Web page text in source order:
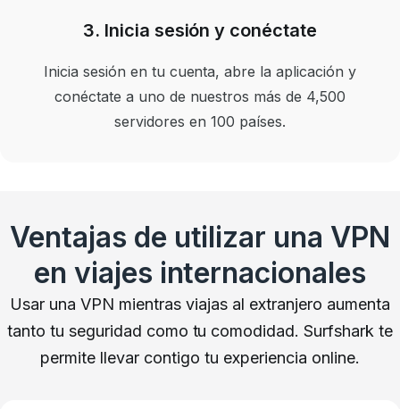
3. Inicia sesión y conéctate
Inicia sesión en tu cuenta, abre la aplicación y
conéctate a uno de nuestros más de 4,500
servidores en 100 países.
Ventajas de utilizar una VPN
en viajes internacionales
Usar una VPN mientras viajas al extranjero aumenta
tanto tu seguridad como tu comodidad. Surfshark te
permite llevar contigo tu experiencia online.